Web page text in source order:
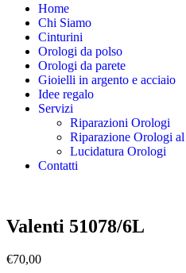
Home
Chi Siamo
Cinturini
Orologi da polso
Orologi da parete
Gioielli in argento e acciaio
Idee regalo
Servizi
Riparazioni Orologi
Riparazione Orologi
Lucidatura Orologi
Contatti
Valenti 51078/6L
€70,00